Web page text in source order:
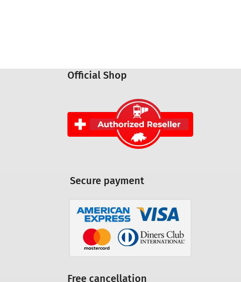
Official Shop
Secure payment
Free cancellation